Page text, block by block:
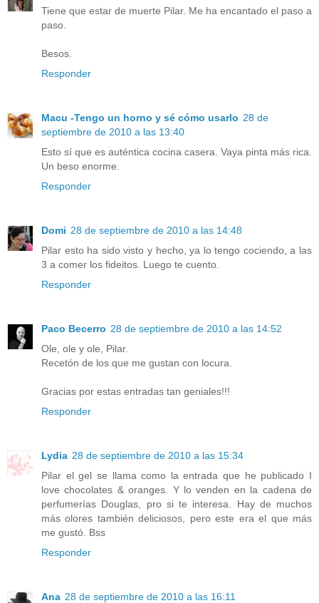
Tiene que estar de muerte Pilar. Me ha encantado el paso a
paso.
Besos.
Responder
Macu -Tengo un horno y sé cómo usarlo 28 de
septiembre de 2010 a las 13:40
Esto sí que es auténtica cocina casera. Vaya pinta más rica.
Un beso enorme.
Responder
Domi 28 de septiembre de 2010 a las 14:48
Pilar esto ha sido visto y hecho, ya lo tengo cociendo, a las
3 a comer los fideitos. Luego te cuento.
Responder
Paco Becerro 28 de septiembre de 2010 a las 14:52
Ole, ole y ole, Pilar.
Recetón de los que me gustan con locura.
Gracias por estas entradas tan geniales!!!
Responder
Lydia 28 de septiembre de 2010 a las 15:34
Pilar el gel se llama como la entrada que he publicado I
love chocolates & oranges. Y lo venden en la cadena de
perfumerías Douglas, pro si te interesa. Hay de muchos
más olores también deliciosos, pero este era el que más
me gustó. Bss
Responder
Ana 28 de septiembre de 2010 a las 16:11